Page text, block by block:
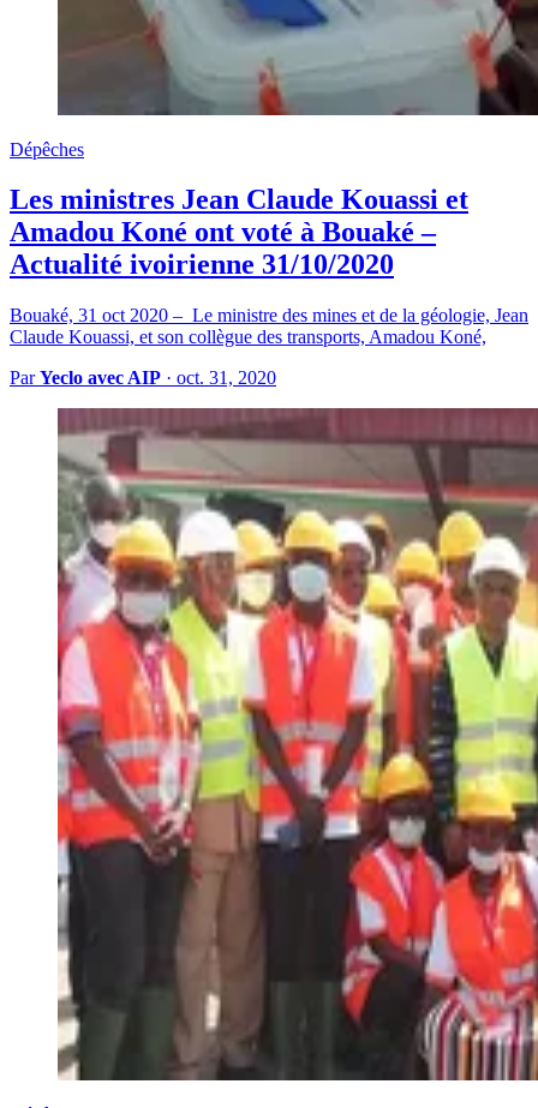
Dépêches
Les ministres Jean Claude Kouassi et
Amadou Koné ont voté à Bouaké –
Actualité ivoirienne 31/10/2020
Bouaké, 31 oct 2020 – Le ministre des mines et de la géologie, Jean
Claude Kouassi, et son collègue des transports, Amadou Koné,
ParYeclo avec AIP · oct. 31, 2020